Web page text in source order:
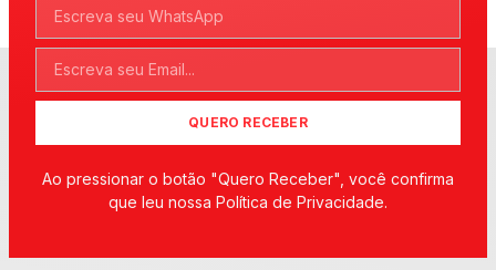
QUERO RECEBER
Ao pressionar o botão "Quero Receber", você confirma
que leu nossa Política de Privacidade.